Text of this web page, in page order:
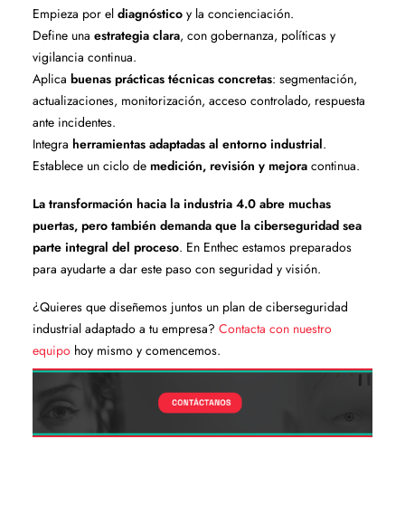
Empieza por el diagnóstico y la concienciación.
Define una estrategia clara, con gobernanza, políticas y
vigilancia continua.
Aplica buenas prácticas técnicas concretas: segmentación,
actualizaciones, monitorización, acceso controlado, respuesta
ante incidentes.
Integra herramientas adaptadas al entorno industrial.
Establece un ciclo de medición, revisión y mejora continua.
La transformación hacia la industria 4.0 abre muchas
puertas, pero también demanda que la ciberseguridad sea
parte integral del proceso. En Enthec estamos preparados
para ayudarte a dar este paso con seguridad y visión.
¿Quieres que diseñemos juntos un plan de ciberseguridad
industrial adaptado a tu empresa? Contacta con nuestro
equipo hoy mismo y comencemos.